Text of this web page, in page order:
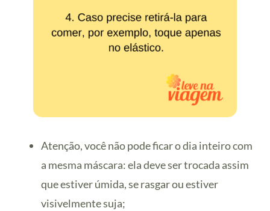
Atenção, você não pode ficar o dia inteiro com
a mesma máscara: ela deve ser trocada assim
que estiver úmida, se rasgar ou estiver
visivelmente suja;